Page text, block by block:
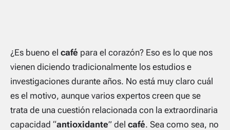
¿Es bueno el café para el corazón? Eso es lo que nos
vienen diciendo tradicionalmente los estudios e
investigaciones durante años. No está muy claro cuál
es el motivo, aunque varios expertos creen que se
trata de una cuestión relacionada con la extraordinaria
capacidad “antioxidante” del café. Sea como sea, no